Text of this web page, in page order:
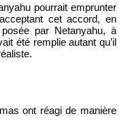
pourrait emprunter
cet accord, en
par Netanyahu, à
été remplie autant qu’il
ont réagi de manière